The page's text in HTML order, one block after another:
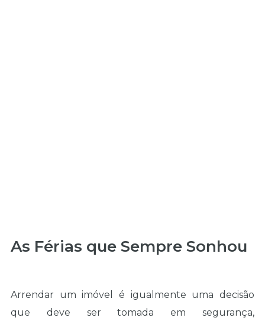
As Férias que Sempre Sonhou
Arrendar um imóvel é igualmente uma decisão
que deve ser tomada em segurança,